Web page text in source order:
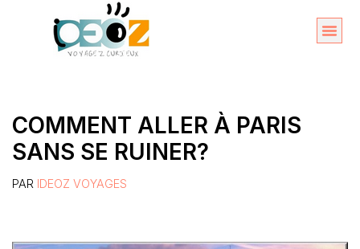
COMMENT ALLER À PARIS
SANS SE RUINER?
PAR IDEOZ VOYAGES